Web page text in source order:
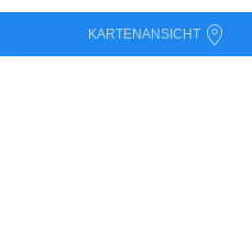
KARTENANSICHT